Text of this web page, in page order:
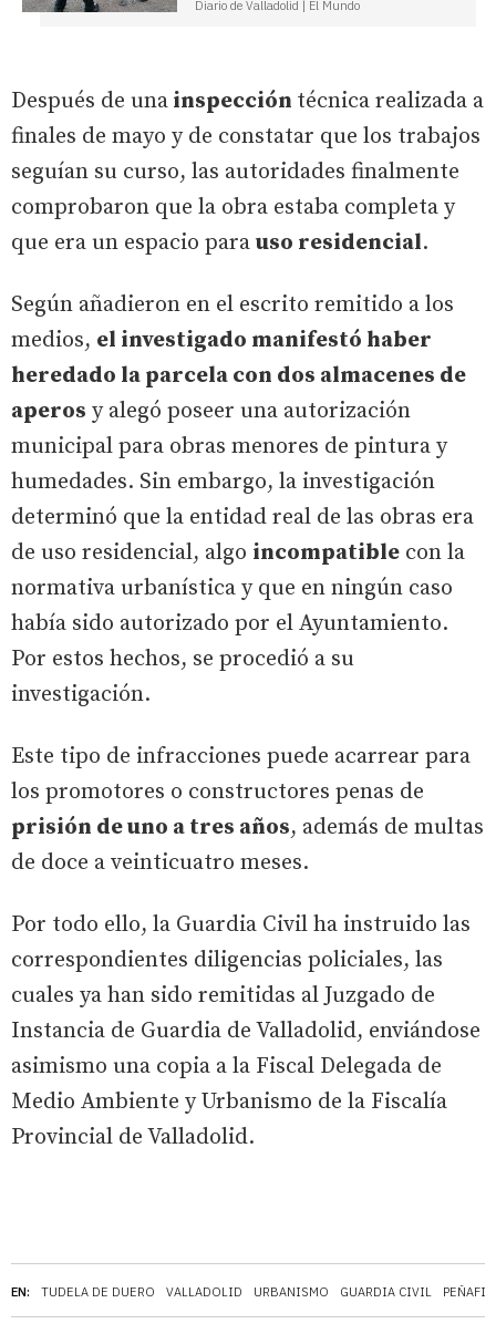
EN: TUDELA DE DUERO VALLADOLID URBANISMO GUARDIA CIVIL
Diario de Valladolid | El Mundo
Después de una inspección técnica realizada a
finales de mayo y de constatar que los trabajos
seguían su curso, las autoridades finalmente
comprobaron que la obra estaba completa y
que era un espacio para uso residencial.
Según añadieron en el escrito remitido a los
medios, el investigado manifestó haber
heredado la parcela con dos almacenes de
aperos y alegó poseer una autorización
municipal para obras menores de pintura y
humedades. Sin embargo, la investigación
determinó que la entidad real de las obras era
de uso residencial, algo incompatible con la
normativa urbanística y que en ningún caso
había sido autorizado por el Ayuntamiento.
Por estos hechos, se procedió a su
investigación.
Este tipo de infracciones puede acarrear para
los promotores o constructores penas de
prisión de uno a tres años, además de multas
de doce a veinticuatro meses.
Por todo ello, la Guardia Civil ha instruido las
correspondientes diligencias policiales, las
cuales ya han sido remitidas al Juzgado de
Instancia de Guardia de Valladolid, enviándose
asimismo una copia a la Fiscal Delegada de
Medio Ambiente y Urbanismo de la Fiscalía
Provincial de Valladolid.